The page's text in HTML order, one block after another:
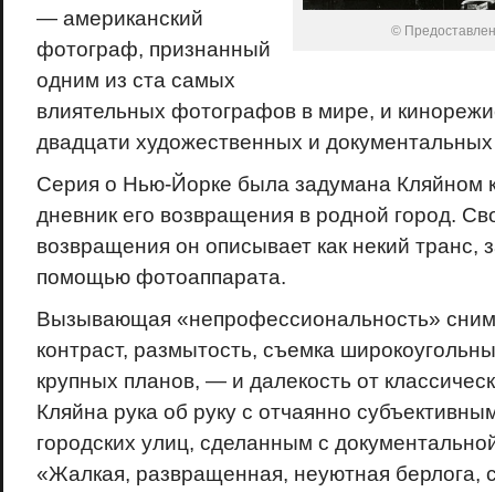
©
— американский
фотограф, признанный
одним из ста самых
влиятельных фотографов в мире, и
двадцати художественных и
Серия о Нью-Йорке была задумана Кляйном
дневник его возвращения в родной город.
возвращения он описывает как некий транс,
помощью фотоаппарата.
Вызывающая «непрофессиональность»
контраст, размытость, съемка
крупных планов, — и далекость от
Кляйна рука об руку с отчаянно
городских улиц, сделанным с
«Жалкая, развращенная, неуютная берлога,